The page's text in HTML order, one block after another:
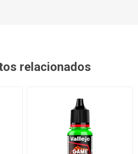
relacionados